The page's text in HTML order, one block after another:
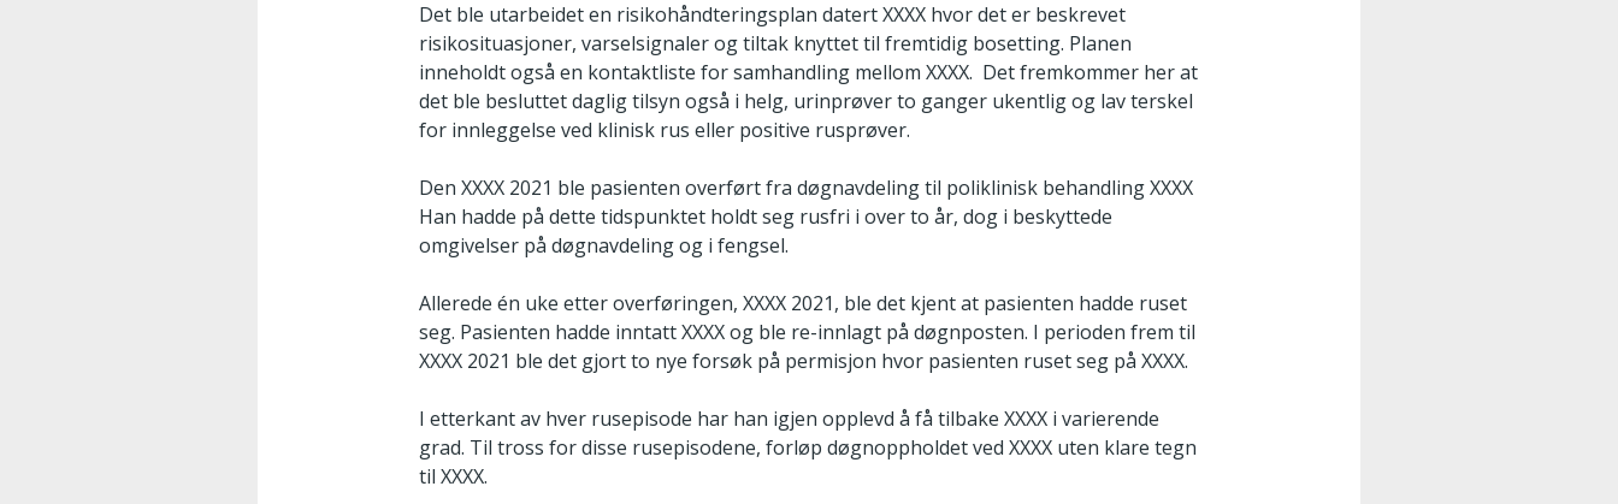
Det ble utarbeidet en risikohåndteringsplan datert XXXX hvor det er beskrevet
risikosituasjoner, varselsignaler og tiltak knyttet til fremtidig bosetting. Planen
inneholdt også en kontaktliste for samhandling mellom XXXX. Det fremkommer her at
det ble besluttet daglig tilsyn også i helg, urinprøver to ganger ukentlig og lav terskel
for innleggelse ved klinisk rus eller positive rusprøver.
Den XXXX 2021 ble pasienten overført fra døgnavdeling til poliklinisk behandling XXXX
Han hadde på dette tidspunktet holdt seg rusfri i over to år, dog i beskyttede
omgivelser på døgnavdeling og i fengsel.
Allerede én uke etter overføringen, XXXX 2021, ble det kjent at pasienten hadde ruset
seg. Pasienten hadde inntatt XXXX og ble re-innlagt på døgnposten. I perioden frem til
XXXX 2021 ble det gjort to nye forsøk på permisjon hvor pasienten ruset seg på XXXX.
I etterkant av hver rusepisode har han igjen opplevd å få tilbake XXXX i varierende
grad. Til tross for disse rusepisodene, forløp døgnoppholdet ved XXXX uten klare tegn
til XXXX.